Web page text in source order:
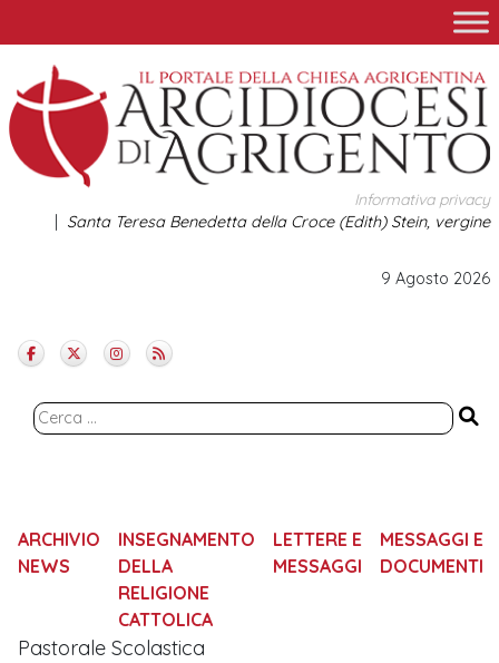
to
content
Informativa privacy
Santa Teresa Benedetta della Croce (Edith) Stein, vergine
9 Agosto 2026
Ricerca
ARCHIVIO
NEWS
INSEGNAMENTO
DELLA
RELIGIONE
CATTOLICA
LETTERE E
MESSAGGI
MESSAGGI E
DOCUMENTI
Pastorale Scolastica